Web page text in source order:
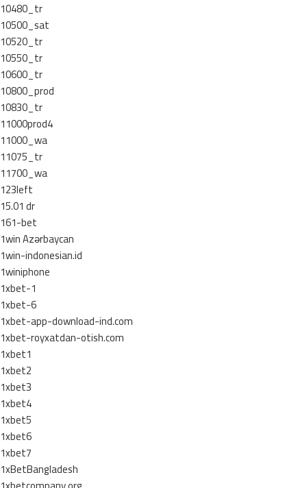
10480_tr
10500_sat
10520_tr
10550_tr
10600_tr
10800_prod
10830_tr
11000prod4
11000_wa
11075_tr
11700_wa
123left
15.01 dr
161-bet
1win Azərbaycan
1win-indonesian.id
1winiphone
1xbet-1
1xbet-6
1xbet-app-download-ind.com
1xbet-royxatdan-otish.com
1xbet1
1xbet2
1xbet3
1xbet4
1xbet5
1xbet6
1xbet7
1xBetBangladesh